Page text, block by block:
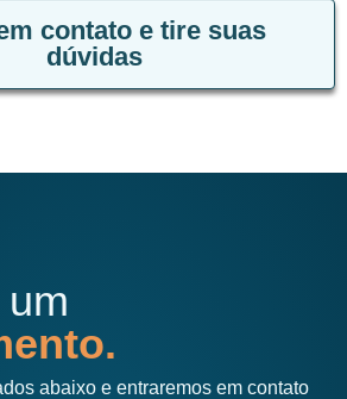
contato e tire suas
dúvidas
abaixo e entraremos em contato